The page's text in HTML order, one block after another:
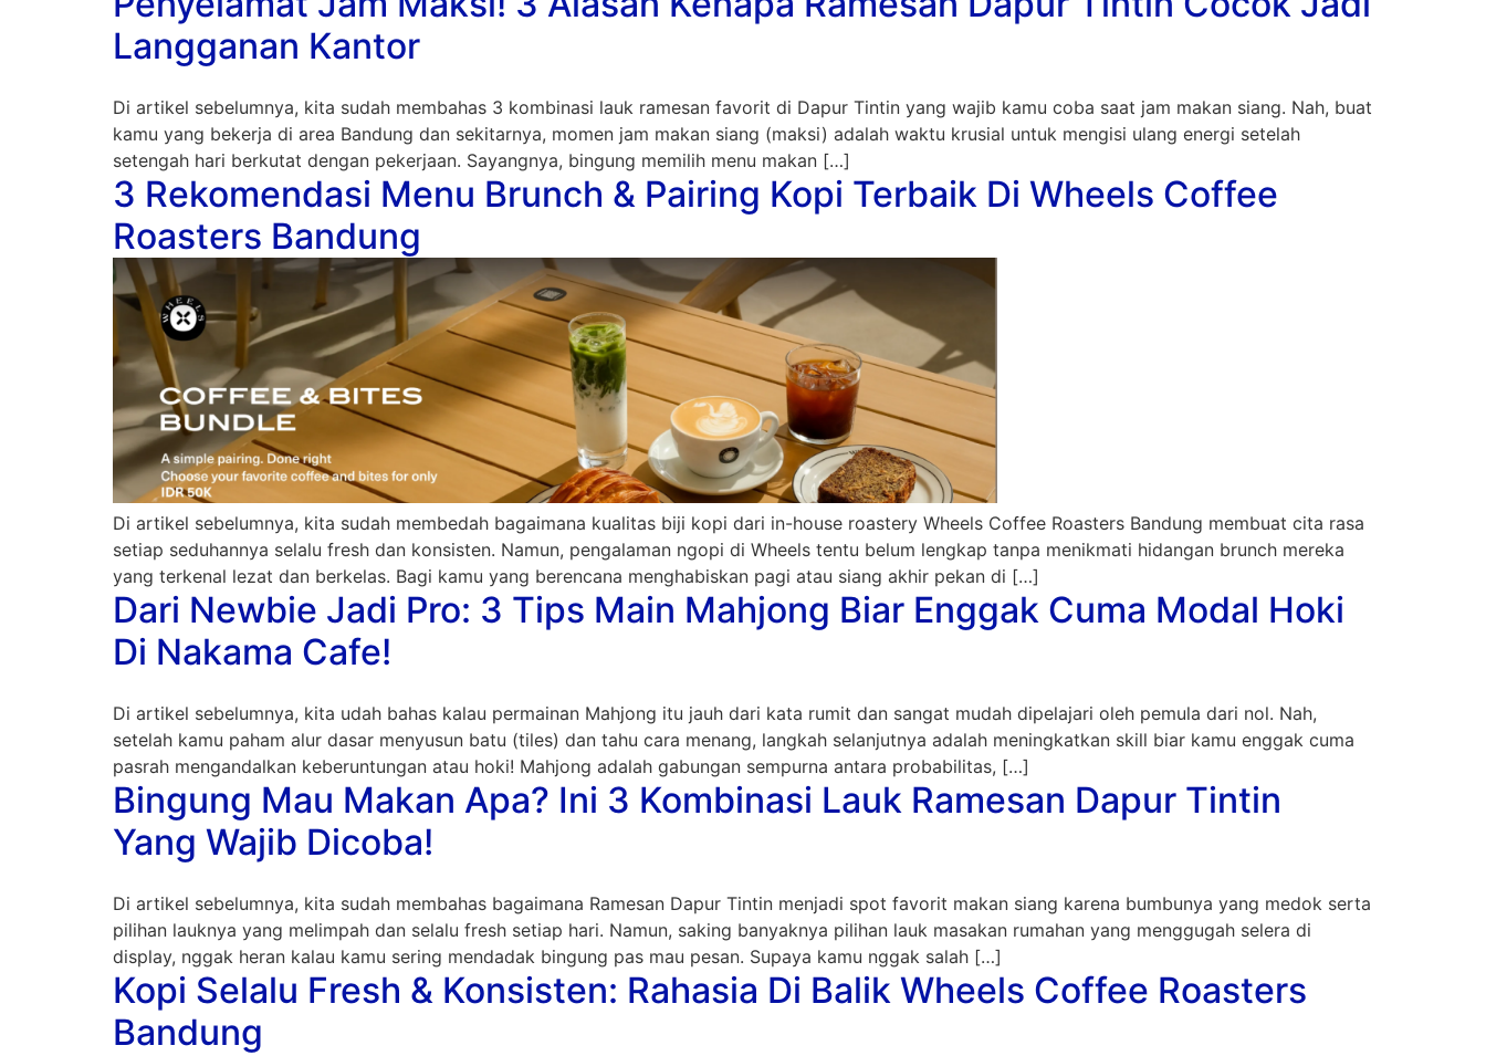
Langganan Kantor
Di artikel sebelumnya, kita sudah membahas 3 kombinasi lauk ramesan favorit di Dapur Tintin yang wajib kamu coba saat jam makan siang. Nah, buat
kamu yang bekerja di area Bandung dan sekitarnya, momen jam makan siang (maksi) adalah waktu krusial untuk mengisi ulang energi setelah
setengah hari berkutat dengan pekerjaan. Sayangnya, bingung memilih menu makan […]
3 Rekomendasi Menu Brunch & Pairing Kopi Terbaik Di Wheels Coffee
Roasters Bandung
Di artikel sebelumnya, kita sudah membedah bagaimana kualitas biji kopi dari in-house roastery Wheels Coffee Roasters Bandung membuat cita rasa
setiap seduhannya selalu fresh dan konsisten. Namun, pengalaman ngopi di Wheels tentu belum lengkap tanpa menikmati hidangan brunch mereka
yang terkenal lezat dan berkelas. Bagi kamu yang berencana menghabiskan pagi atau siang akhir pekan di […]
Dari Newbie Jadi Pro: 3 Tips Main Mahjong Biar Enggak Cuma Modal Hoki
Di Nakama Cafe!
Di artikel sebelumnya, kita udah bahas kalau permainan Mahjong itu jauh dari kata rumit dan sangat mudah dipelajari oleh pemula dari nol. Nah,
setelah kamu paham alur dasar menyusun batu (tiles) dan tahu cara menang, langkah selanjutnya adalah meningkatkan skill biar kamu enggak cuma
pasrah mengandalkan keberuntungan atau hoki! Mahjong adalah gabungan sempurna antara probabilitas, […]
Bingung Mau Makan Apa? Ini 3 Kombinasi Lauk Ramesan Dapur Tintin
Yang Wajib Dicoba!
Di artikel sebelumnya, kita sudah membahas bagaimana Ramesan Dapur Tintin menjadi spot favorit makan siang karena bumbunya yang medok serta
pilihan lauknya yang melimpah dan selalu fresh setiap hari. Namun, saking banyaknya pilihan lauk masakan rumahan yang menggugah selera di
display, nggak heran kalau kamu sering mendadak bingung pas mau pesan. Supaya kamu nggak salah […]
Kopi Selalu Fresh & Konsisten: Rahasia Di Balik Wheels Coffee Roasters
Bandung